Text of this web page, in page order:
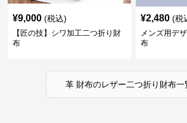
¥9,000 (税込)
【匠の技】シワ加工二つ折り財
布
¥2,480 (税
メンズ用デ
布
革 財布のレザー二つ折り財布一